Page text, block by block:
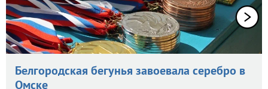
Белгородская бегунья завоевала серебро в
Омске